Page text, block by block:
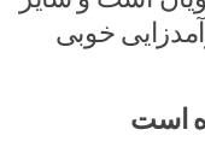
خوبی
است